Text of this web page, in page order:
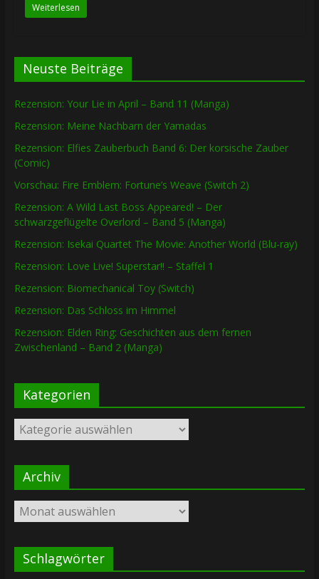
Weiterlesen
Neuste Beiträge
Rezension: Your Lie in April – Band 11 (Manga)
Rezension: Meine Nachbarn der Yamadas
Rezension: Elfies Zauberbuch Band 6: Der korsische Zauber
(Comic)
Vorschau: Fire Emblem: Fortune’s Weave (Switch 2)
Rezension: A Wild Last Boss Appeared! – Der
schwarzgeflügelte Overlord – Band 5 (Manga)
Rezension: Isekai Quartet The Movie: Another World (Blu-ray)
Rezension: Love Live! Superstar!! – Staffel 1
Rezension: Biomechanical Toy (Switch)
Rezension: Das Schloss im Himmel
Rezension: Elden Ring: Geschichten aus dem fernen
Zwischenland – Band 2 (Manga)
Kategorien
Kategorien
Archiv
Archiv
Schlagwörter